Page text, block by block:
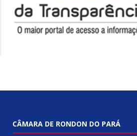
CÂMARA DE RONDON DO PARÁ